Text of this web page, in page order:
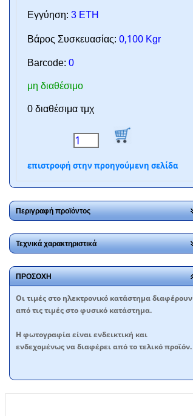
Εγγύηση: 3 ΕΤΗ
Βάρος Συσκευασίας: 0,100 Kgr
Barcode: 0
μη διαθέσιμο
0 διαθέσιμα τμχ
επιστροφή στην προηγούμενη σελίδα
Περιγραφή προϊόντος
Τεχνικά χαρακτηριστικά
ΠΡΟΣΟΧΗ
Oι τιμές στο ηλεκτρονικό κατάστημα διαφέρουν
από τις τιμές στο φυσικό κατάστημα.
Η φωτογραφία είναι ενδεικτική και
ενδεχομένως να διαφέρει από το τελικό προϊόν.